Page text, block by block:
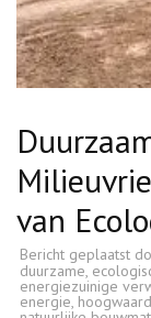
van
Bericht geplaatst
duurzame,
energiezuinige
energie,